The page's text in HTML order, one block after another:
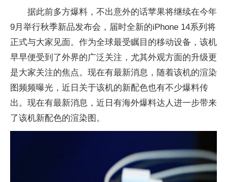
据此前多方爆料，不出意外的话苹果将继续在今年
9月举行秋季新品发布会，届时全新的iPhone 14系列将
正式与大家见面。作为全球最受瞩目的移动设备，该机
早早便受到了外界的广泛关注，尤其外观方面的升级更
是大家关注的焦点。现在有最新消息，随着该机的渲染
图频频曝光，近日关于该机的新配色也有不少爆料传
出。现在有最新消息，近日有海外爆料达人进一步带来
了该机新配色的渲染图。